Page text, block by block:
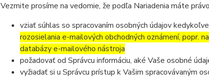
Vezmite prosíme na vedomie, že podľa Nariadenia máte
vziať súhlas so spracovaním osobných údajov
rozosielania e-mailových obchodných oznámení, popr.
databázy e-mailového nástroja
požadovať od Správcu informáciu, aké Vaše osobné
vyžiadať si u Správcu prístup k Vašim spracovávaným